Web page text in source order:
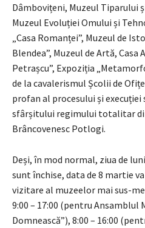
Dâmbovițeni, Muzeul Tiparului
Muzeul Evoluției Omului și
„Casa Romanței”, Muzeul de
Blendea”, Muzeul de Artă, Casa
Petrașcu”, Expoziția
de la cavalerismul Școlii de
profan al procesului și execuției
sfârșitului regimului totalitar
Brâncovenesc Potlogi.
Deși, în mod normal, ziua de
sunt închise, data de 8 martie
vizitare al muzeelor mai sus-
9:00 – 17:00 (pentru Ansamblul
Domnească”), 8:00 – 16:00